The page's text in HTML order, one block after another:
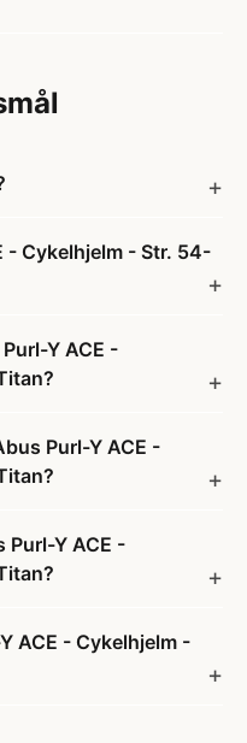
- Cykelhjelm - Str. 54-
Y ACE -
Purl-Y ACE -
Purl-Y ACE -
ACE - Cykelhjelm -